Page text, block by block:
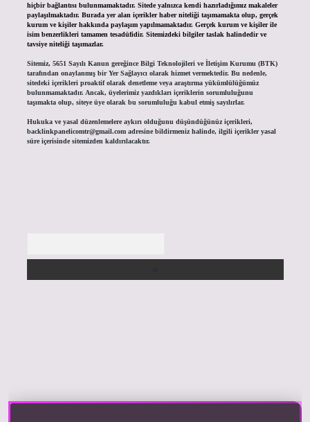
hiçbir bağlantısı bulunmamaktadır. Sitede yalnızca kendi hazırladığımız makaleler
paylaşılmaktadır. Burada yer alan içerikler haber niteliği taşımamakta olup, gerçek
kurum ve kişiler hakkında paylaşım yapılmamaktadır. Gerçek kurum ve kişiler ile
isim benzerlikleri tamamen tesadüfidir. Sitemizdeki bilgiler taslak halindedir ve
tavsiye niteliği taşımazlar.
Sitemiz, 5651 Sayılı Kanun gereğince Bilgi Teknolojileri ve İletişim Kurumu (BTK)
tarafından onaylanmış bir Yer Sağlayıcı olarak hizmet vermektedir. Bu nedenle,
sitedeki içerikleri proaktif olarak denetleme veya araştırma yükümlülüğümüz
bulunmamaktadır. Ancak, üyelerimiz yazdıkları içeriklerin sorumluluğunu
taşımakta olup, siteye üye olarak bu sorumluluğu kabul etmiş sayılırlar.
Hukuka ve yasal düzenlemelere aykırı olduğunu düşündüğünüz içerikleri,
backlinkpanelicomtr@gmail.comadresine bildirmeniz halinde, ilgili içerikler yasal
süre içerisinde sitemizden kaldırılacaktır.